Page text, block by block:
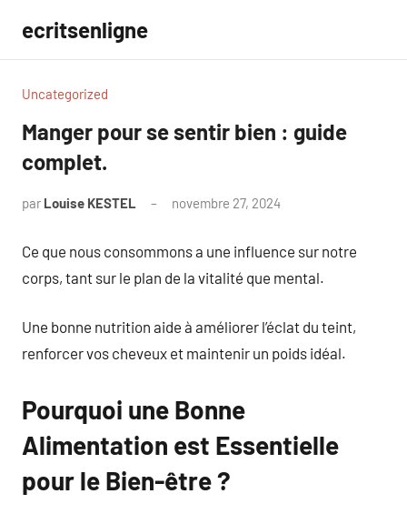
contenu
ecritsenligne
Uncategorized
Manger pour se sentir bien : guide
complet.
par Louise KESTEL novembre 27, 2024
Ce que nous consommons a une influence sur notre
corps, tant sur le plan de la vitalité que mental.
Une bonne nutrition aide à améliorer l’éclat du teint,
renforcer vos cheveux et maintenir un poids idéal.
Pourquoi une Bonne
Alimentation est Essentielle
pour le Bien-être ?